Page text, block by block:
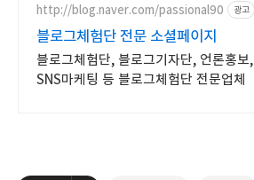
http://blog.naver.com/passional90 광고
블로그체험단 전문 소셜페이지
블로그체험단, 블로그기자단, 언론홍보,
SNS마케팅 등 블로그체험단 전문업체